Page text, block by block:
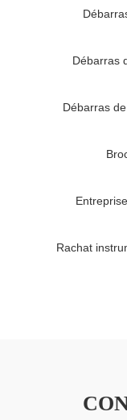
Débarras
Débarras
Rachat